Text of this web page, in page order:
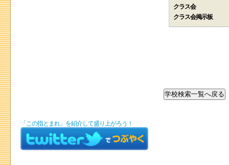
クラス会
クラス会掲示板
「この指とまれ」を紹介して盛り上がろう！